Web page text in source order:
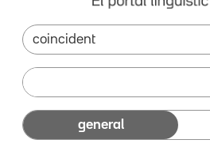
general